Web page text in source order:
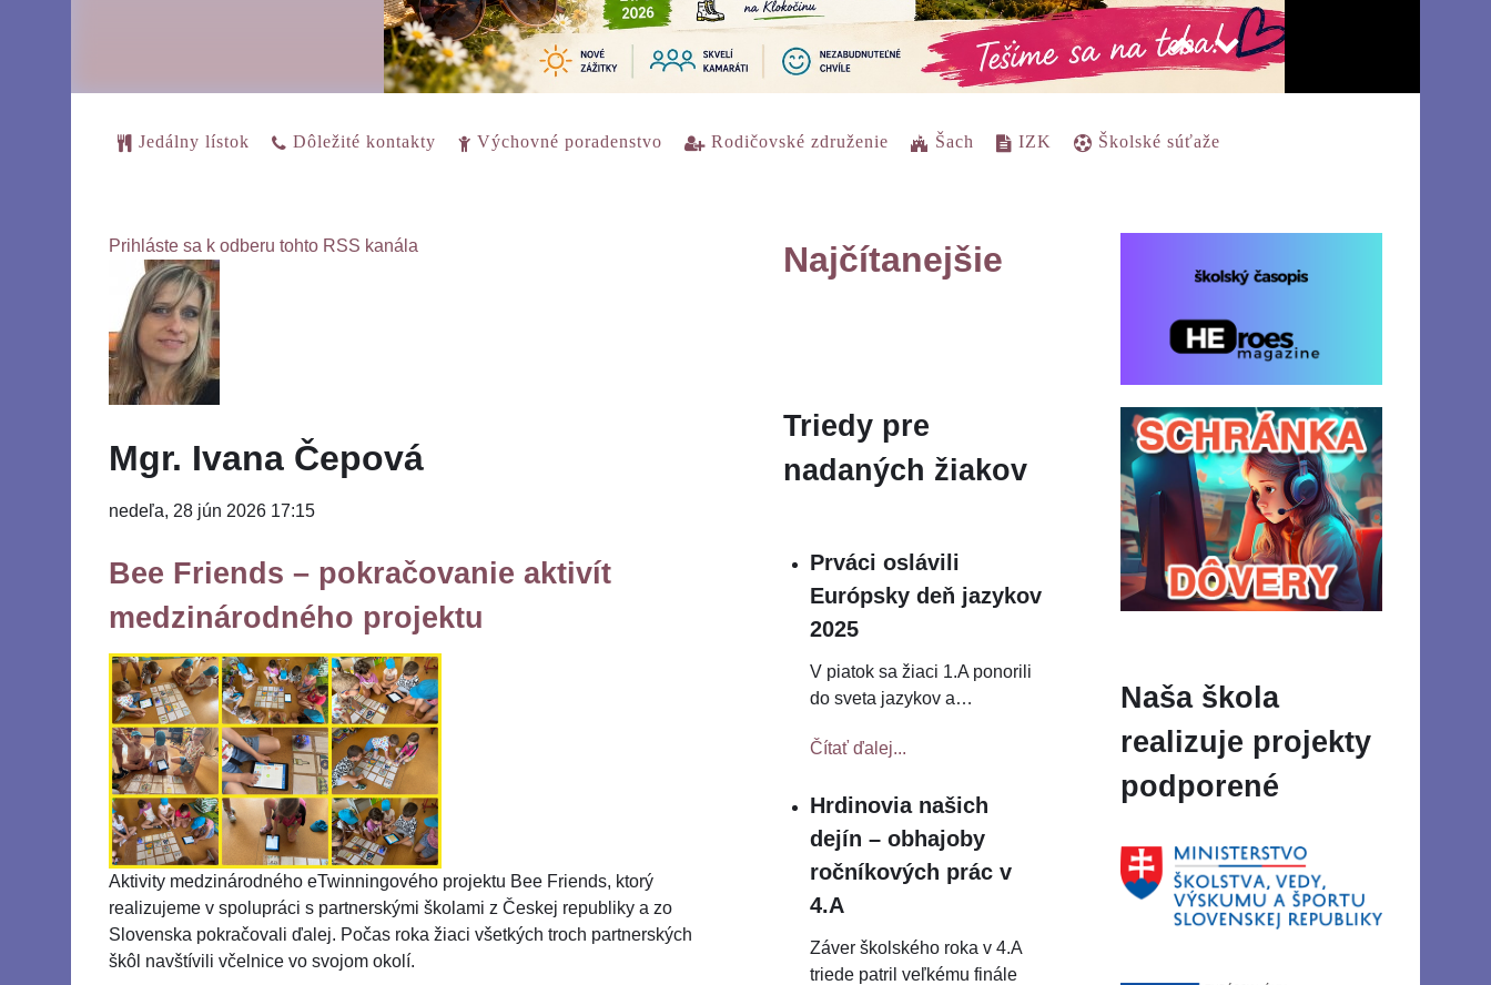
Jedálny lístok Dôležité kontakty Výchovné poradenstvo Rodičovské združenie Šach IZK Školské súťaže
Prihláste sa k odberu tohto RSS kanála
Mgr. Ivana Čepová
nedeľa, 28 jún 2026 17:15
Bee Friends – pokračovanie aktivít
medzinárodného projektu
Aktivity medzinárodného eTwinningového projektu Bee Friends, ktorý
realizujeme v spolupráci s partnerskými školami z Českej republiky a zo
Slovenska pokračovali ďalej. Počas roka žiaci všetkých troch partnerských
škôl navštívili včelnice vo svojom okolí.
Najčítanejšie
Triedy pre
nadaných žiakov
Prváci oslávili
Európsky deň jazykov
2025
V piatok sa žiaci 1.A ponorili
do sveta jazykov a…
Čítať ďalej...
Hrdinovia našich
dejín – obhajoby
ročníkových prác v
4.A
Záver školského roka v 4.A
triede patril veľkému finále
Naša škola
realizuje projekty
podporené